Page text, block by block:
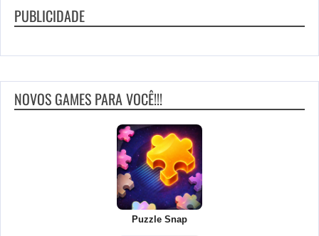
PUBLICIDADE
NOVOS GAMES PARA VOCÊ!!!
Puzzle Snap